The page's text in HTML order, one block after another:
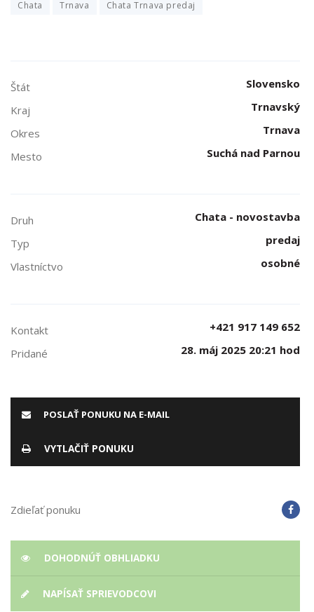
Chata Trnava Chata Trnava predaj
Štát
Slovensko
Kraj
Trnavský
Okres
Trnava
Mesto
Suchá nad Parnou
Druh
Chata - novostavba
Typ
predaj
Vlastníctvo
osobné
Kontakt
+421 917 149 652
Pridané
28. máj 2025 20:21 hod
POSLAŤ PONUKU NA E-MAIL
VYTLAČIŤ PONUKU
Zdieľať ponuku
DOHODNÚŤ OBHLIADKU
NAPÍSAŤ SPRIEVODCOVI